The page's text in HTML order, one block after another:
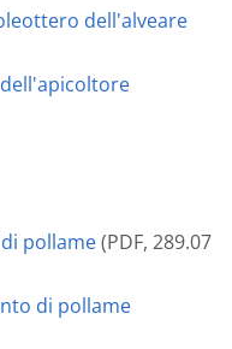
dell'alveare
pollame(PDF, 289.07
di pollame